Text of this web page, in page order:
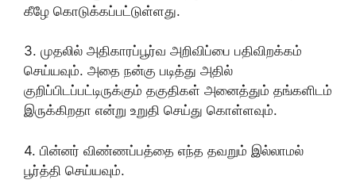
கீழே கொடுக்கப்பட்டுள்ளது.
3. முதலில் அதிகாரப்பூர்வ அறிவிப்பை பதிவிறக்கம்
செய்யவும். அதை நன்கு படித்து அதில்
குறிப்பிடப்பட்டிருக்கும் தகுதிகள் அனைத்தும் தங்களிடம்
இருக்கிறதா என்று உறுதி செய்து கொள்ளவும்.
4. பின்னர் விண்ணப்பத்தை எந்த தவறும் இல்லாமல்
பூர்த்தி செய்யவும்.